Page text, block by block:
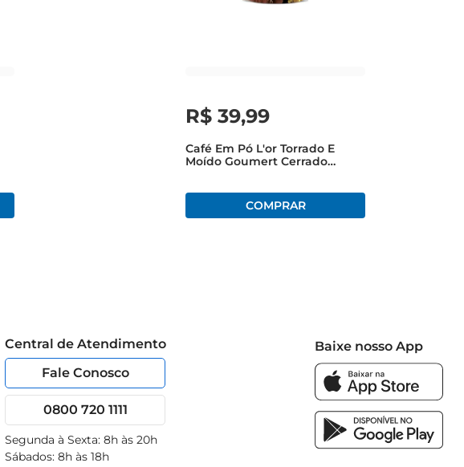
R$ 39,99
Café Em Pó L'or Torrado E
Moído Goumert Cerrado
Central de Atendimento
Fale Conosco
0800 720 1111
Segunda à Sexta: 8h às 20h
Sábados: 8h às 18h
Baixe nosso App